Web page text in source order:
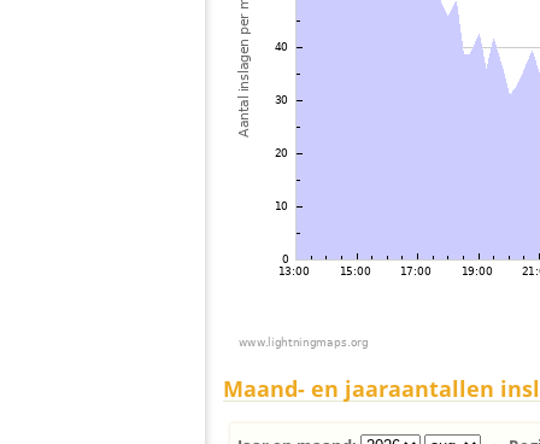
Maand- en jaaraantallen